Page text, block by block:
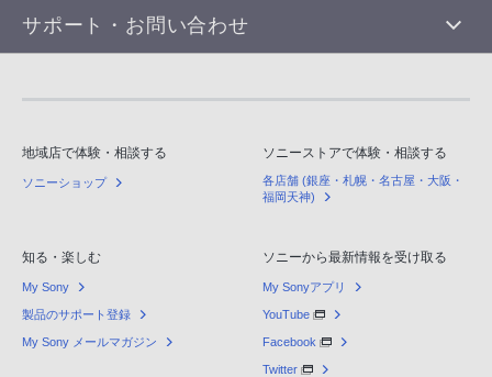
サポート・お問い合わせ
地域店で体験・相談する
ソニーショップ
ソニーストアで体験・相談する
各店舗 (銀座・札幌・名古屋・大阪・
福岡天神)
知る・楽しむ
My Sony
製品のサポート登録
My Sony メールマガジン
ソニーから最新情報を受け取る
My Sonyアプリ
YouTube
Facebook
Twitter